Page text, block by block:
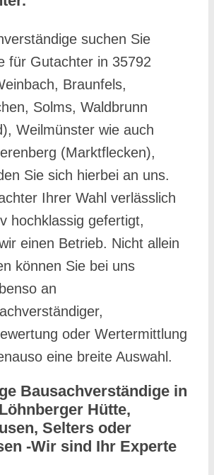
suchen Sie
für Gutachter in 35792
Braunfels,
Solms, Waldbrunn
Weilmünster wie auch
(Marktflecken),
Sie sich hierbei an uns.
Ihrer Wahl verlässlich
hochklassig gefertigt,
einen Betrieb. Nicht allein
können Sie bei uns
an
oder Wertermittlung
eine breite Auswahl.
Bausachverständige in
Hütte,
Selters oder
-Wir sind Ihr Experte